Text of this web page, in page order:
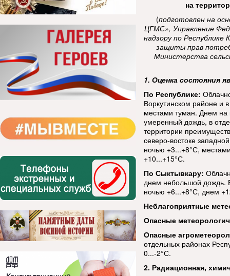
на
(подготовлен на
ЦГМС», Управление
надзору по Республике
защиты прав
Министерства
1. Оценка состояния
По Республике:
Воркутинском районе и
местами туман. Днем на
умеренный дождь, в
территории
северо-востоке
ночью +3...+8°С,
+10...+15°С.
По Сыктывкару:
днем небольшой дождь.
ночью +6...+8°С, днем
Неблагоприятные
Опасные
Опасные
отдельных районах
0...-2°С.
2. Радиационная,